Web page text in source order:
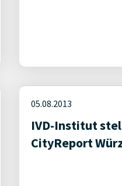
05.08.2013
IVD-Institut
CityReport